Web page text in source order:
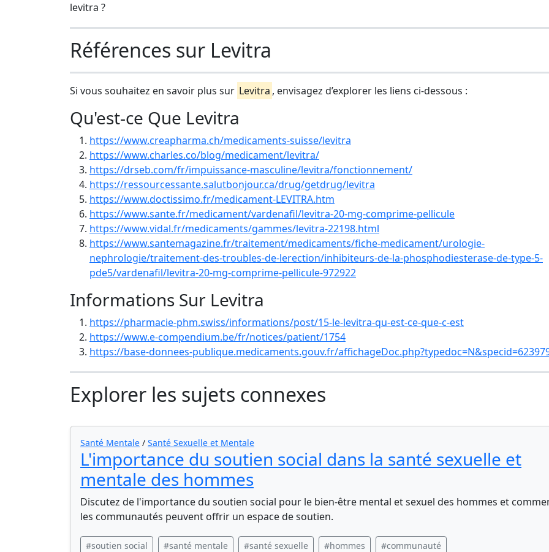
levitra ?
Références sur Levitra
Si vous souhaitez en savoir plus sur Levitra , envisagez d’explorer les liens ci-dessous :
Qu'est-ce Que Levitra
https://www.creapharma.ch/medicaments-suisse/levitra
https://www.charles.co/blog/medicament/levitra/
https://drseb.com/fr/impuissance-masculine/levitra/fonctionnement/
https://ressourcessante.salutbonjour.ca/drug/getdrug/levitra
https://www.doctissimo.fr/medicament-LEVITRA.htm
https://www.sante.fr/medicament/vardenafil/levitra-20-mg-comprime-pellicule
https://www.vidal.fr/medicaments/gammes/levitra-22198.html
https://www.santemagazine.fr/traitement/medicaments/fiche-medicament/urologie-
nephrologie/traitement-des-troubles-de-lerection/inhibiteurs-de-la-phosphodiesterase-de-type-5-
pde5/vardenafil/levitra-20-mg-comprime-pellicule-972922
Informations Sur Levitra
https://pharmacie-phm.swiss/informations/post/15-le-levitra-qu-est-ce-que-c-est
https://www.e-compendium.be/fr/notices/patient/1754
https://base-donnees-publique.medicaments.gouv.fr/
Explorer les sujets connexes
Santé Mentale / Santé Sexuelle et Mentale
L'importance du soutien social dans la santé sexuelle et
mentale des hommes
Discutez de l'importance du soutien social pour le bien-être mental et sexuel des hommes et
les communautés peuvent offrir un espace de soutien.
#soutien social #santé mentale #santé sexuelle #hommes #communauté